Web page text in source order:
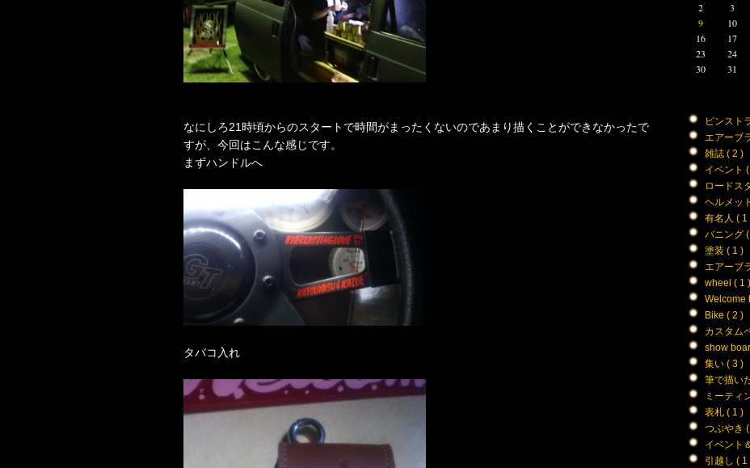
なにしろ21時頃からのスタートで時間がまったくないのであまり描くことができなかったで
すが、今回はこんな感じです。
まずハンドルへ
タバコ入れ
2
3
9
10
16
17
23
24
30
31
ピンスト
エアーブ
雑誌 ( 2 )
イベント
ロードス
ヘルメッ
有名人 ( 1
バニング
塗装 ( 1 )
エアーブ
wheel ( 1 )
Welcome
Bike ( 2 )
カスタム
show
集い ( 3 )
筆で描い
ミーティ
表札 ( 1 )
つぶやき
イベント
引越し ( 1